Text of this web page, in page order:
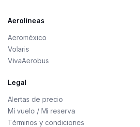
Aerolíneas
Aeroméxico
Volaris
VivaAerobus
Legal
Alertas de precio
Mi vuelo / Mi reserva
Términos y condiciones